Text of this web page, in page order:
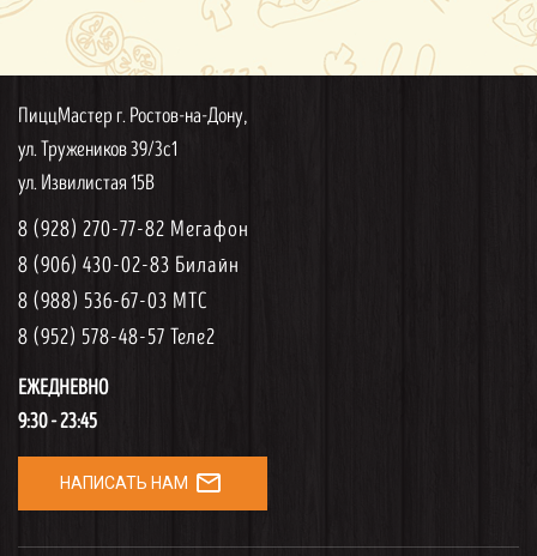
ПиццМастер г. Ростов-на-Дону,
ул. Тружеников 39/3с1
ул. Извилистая 15В
8 (928) 270-77-82 Мегафон
8 (906) 430-02-83 Билайн
8 (988) 536-67-03 МТС
8 (952) 578-48-57 Теле2
ЕЖЕДНЕВНО
9:30 - 23:45
НАПИСАТЬ НАМ mail_outline